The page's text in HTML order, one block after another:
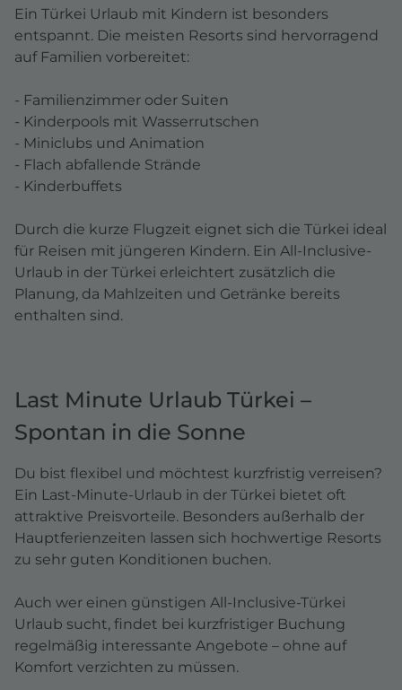
Ein Türkei Urlaub mit Kindern ist besonders
entspannt. Die meisten Resorts sind hervorragend
auf Familien vorbereitet:
- Familienzimmer oder Suiten
- Kinderpools mit Wasserrutschen
- Miniclubs und Animation
- Flach abfallende Strände
- Kinderbuffets
Durch die kurze Flugzeit eignet sich die Türkei ideal
für Reisen mit jüngeren Kindern. Ein All-Inclusive-
Urlaub in der Türkei erleichtert zusätzlich die
Planung, da Mahlzeiten und Getränke bereits
enthalten sind.
Last Minute Urlaub Türkei –
Spontan in die Sonne
Du bist flexibel und möchtest kurzfristig verreisen?
Ein Last-Minute-Urlaub in der Türkei bietet oft
attraktive Preisvorteile. Besonders außerhalb der
Hauptferienzeiten lassen sich hochwertige Resorts
zu sehr guten Konditionen buchen.
Auch wer einen günstigen All-Inclusive-Türkei
Urlaub sucht, findet bei kurzfristiger Buchung
regelmäßig interessante Angebote – ohne auf
Komfort verzichten zu müssen.